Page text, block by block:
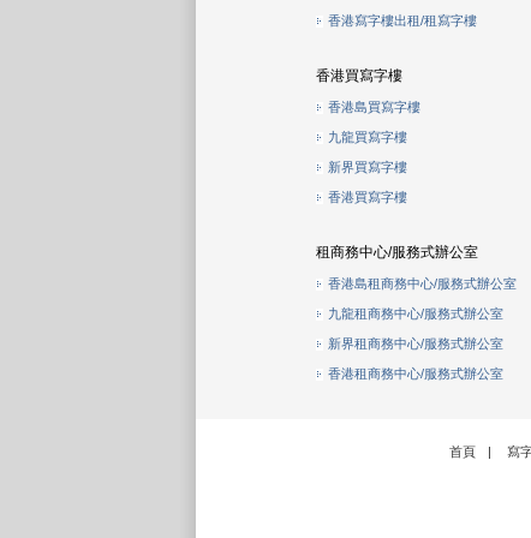
香港寫字樓出租/租寫字樓
香港買寫字樓
香港島買寫字樓
九龍買寫字樓
新界買寫字樓
香港買寫字樓
租商務中心/服務式辦公室
香港島租商務中心/服務式辦公室
九龍租商務中心/服務式辦公室
新界租商務中心/服務式辦公室
香港租商務中心/服務式辦公室
首頁 | 寫